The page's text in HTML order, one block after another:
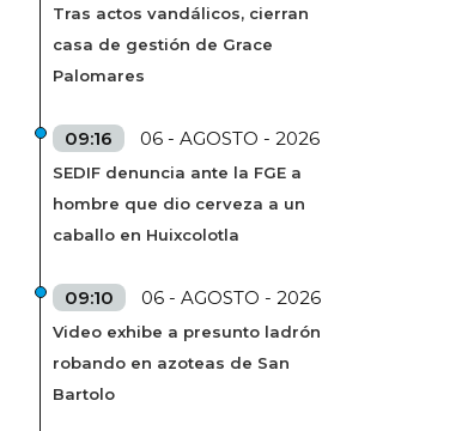
Tras actos vandálicos, cierran
casa de gestión de Grace
Palomares
09:16 06 - AGOSTO - 2026
SEDIF denuncia ante la FGE a
hombre que dio cerveza a un
caballo en Huixcolotla
09:10 06 - AGOSTO - 2026
Video exhibe a presunto ladrón
robando en azoteas de San
Bartolo